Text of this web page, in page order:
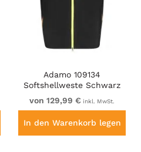
Adamo 109134
Softshellweste Schwarz
von 129,99 € inkl. MwSt.
In den Warenkorb legen